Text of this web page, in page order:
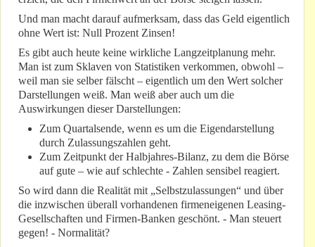
Und man macht darauf aufmerksam, dass das Geld eigentlich
ohne Wert ist: Null Prozent Zinsen!
Es gibt auch heute keine wirkliche Langzeitplanung mehr.
Man ist zum Sklaven von Statistiken verkommen, obwohl –
weil man sie selber fälscht – eigentlich um den Wert solcher
Darstellungen weiß. Man weiß aber auch um die
Auswirkungen dieser Darstellungen:
Zum Quartalsende, wenn es um die Eigendarstellung
durch Zulassungszahlen geht.
Zum Zeitpunkt der Halbjahres-Bilanz, zu dem die Börse
auf gute – wie auf schlechte - Zahlen sensibel reagiert.
So wird dann die Realität mit „Selbstzulassungen“ und über
die inzwischen überall vorhandenen firmeneigenen Leasing-
Gesellschaften und Firmen-Banken geschönt. - Man steuert
gegen! - Normalität?